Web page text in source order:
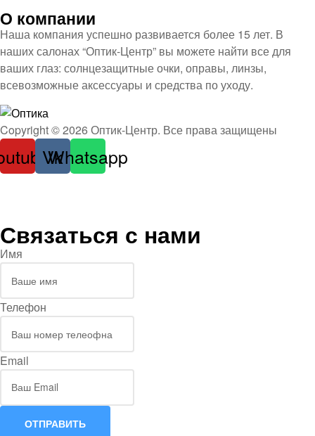
О компании
Наша компания успешно развивается более 15 лет. В
наших салонах “Оптик-Центр” вы можете найти все для
ваших глаз: солнцезащитные очки, оправы, линзы,
всевозможные аксессуары и средства по уходу.
Оптика
Copyright © 2026 Оптик-Центр. Все права защищены
Vk
Whatsapp
Связаться с нами
Имя
Телефон
Email
ОТПРАВИТЬ